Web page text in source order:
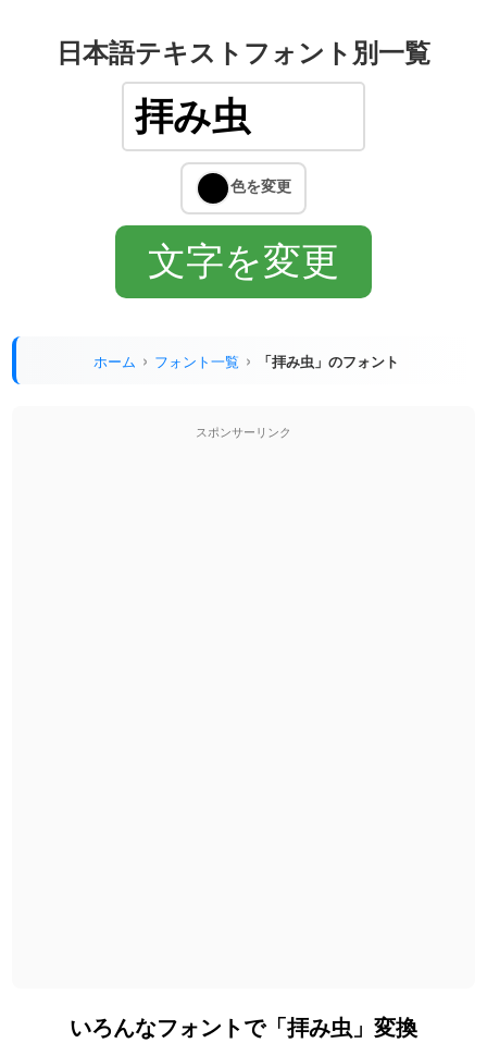
日本語テキストフォント別一覧
ホーム フォント一覧 「拝み虫」のフォント
スポンサーリンク
いろんなフォントで「拝み虫」変換